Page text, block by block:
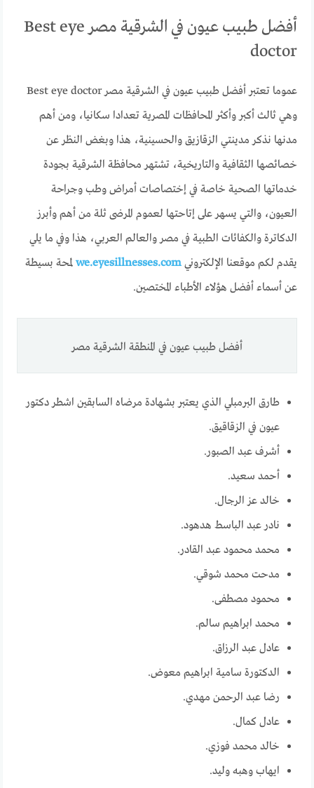
أفضل طبيب عيون في الشرقية مصر Best eye
doctor
عموما تعتبر أفضل طبيب عيون في الشرقية مصر Best eye doctor
وهي ثالث أكبر وأكثر المحافظات المصرية تعدادا سكانيا، ومن أهم
مدنها نذكر مدينتي الزقازيق والحسينية، هذا وبغض النظر عن
خصائصها الثقافية والتاريخية، تشتهر محافظة الشرقية بجودة
خدماتها الصحية خاصة في إختصاصات أمراض وطب وجراحة
العيون، والتي يسهر على إتاحتها لعموم المرضى ثلة من أهم وأبرز
الدكاترة والكفائات الطبية في مصر والعالم العربي، هذا وفي ما يلي
يقدم لكم موقعنا الإلكترونيwe.eyesillnesses.com لمحة بسيطة
عن أسماء أفضل هؤلاء الأطباء المختصين.
أفضل طبيب عيون في المنطقة الشرقية مصر
طارق البرمبلي الذي يعتبر بشهادة مرضاه السابقين اشطر دكتور
عيون في الزقاقيق.
أشرف عبد الصبور.
أحمد سعيد.
خالد عز الرجال.
نادر عبد الباسط هدهود.
محمد محمود عبد القادر.
مدحت محمد شوقي.
محمود مصطفى.
محمد ابراهيم سالم.
عادل عبد الرزاق.
الدكتورة سامية ابراهيم معوض.
رضا عبد الرحمن مهدي.
عادل كمال.
خالد محمد فوزي.
ايهاب وهبه وليد.